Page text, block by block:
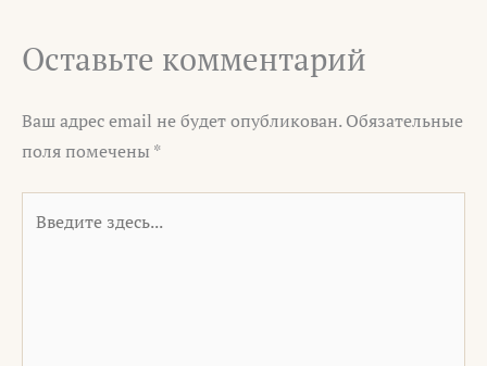
Оставьте комментарий
Ваш адрес email не будет опубликован. Обязательные
поля помечены *
здесь...